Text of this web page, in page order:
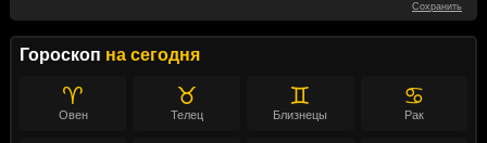
Сохранить
Гороскоп на сегодня
♈
Овен
♉
Телец
♊
Близнецы
♋
Рак